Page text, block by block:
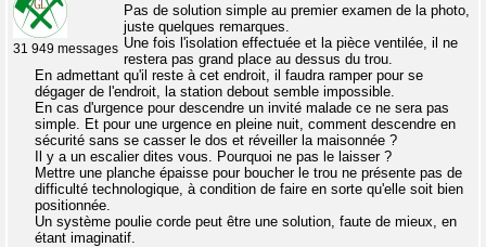
31 949 messages
Pas de solution simple au premier examen de la photo,
juste quelques remarques.
Une fois l'isolation effectuée et la pièce ventilée, il ne
restera pas grand place au dessus du trou.
En admettant qu'il reste à cet endroit, il faudra ramper pour se
dégager de l'endroit, la station debout semble impossible.
En cas d'urgence pour descendre un invité malade ce ne sera pas
simple. Et pour une urgence en pleine nuit, comment descendre en
sécurité sans se casser le dos et réveiller la maisonnée ?
Il y a un escalier dites vous. Pourquoi ne pas le laisser ?
Mettre une planche épaisse pour boucher le trou ne présente pas de
difficulté technologique, à condition de faire en sorte qu'elle soit bien
positionnée.
Un système poulie corde peut être une solution, faute de mieux, en
étant imaginatif.